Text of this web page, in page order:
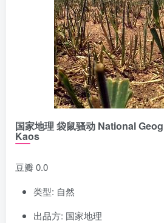
国家地理 袋鼠骚动 National
Kaos
豆瓣 0.0
类型: 自然
出品方: 国家地理